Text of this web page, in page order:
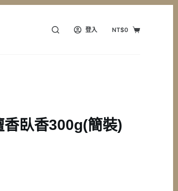
登入
購
NT$0
香臥香300g(簡裝)